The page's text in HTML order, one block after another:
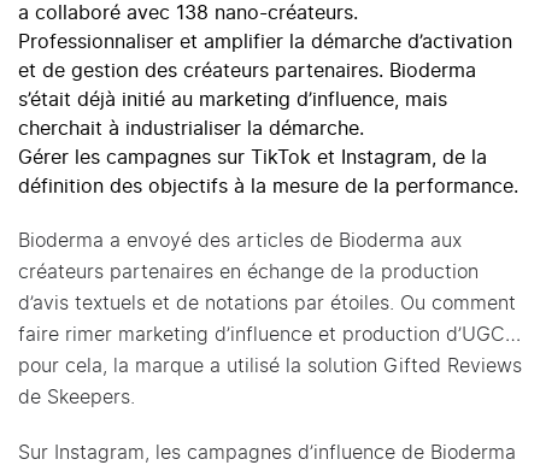
a collaboré avec 138 nano-créateurs.
Professionnaliser et amplifier la démarche d’activation
et de gestion des créateurs partenaires. Bioderma
s’était déjà initié au marketing d’influence, mais
cherchait à industrialiser la démarche.
Gérer les campagnes sur TikTok et Instagram, de la
définition des objectifs à la mesure de la performance.
Bioderma a envoyé des articles de Bioderma aux
créateurs partenaires en échange de la production
d’avis textuels et de notations par étoiles. Ou comment
faire rimer marketing d’influence et production d’UGC…
pour cela, la marque a utilisé la solution Gifted Reviews
de Skeepers.
Sur Instagram, les campagnes d’influence de Bioderma